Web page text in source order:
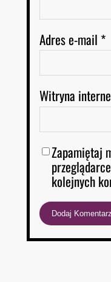
Adres e-mail *
Witryna
Zapamiętaj
kolejnych